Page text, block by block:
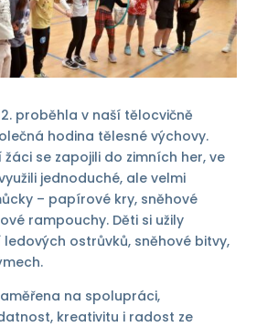
proběhla v naší tělocvičně
hodina tělesné výchovy.
se zapojili do zimních her, ve
jednoduché, ale velmi
– papírové kry, sněhové
rampouchy. Děti si užily
ostrůvků, sněhové bitvy,
na spolupráci,
kreativitu i radost ze